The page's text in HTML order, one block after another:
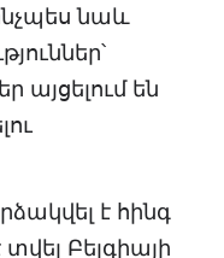
նաև
այցելում են
է հինգ
տվել Բելգիայի